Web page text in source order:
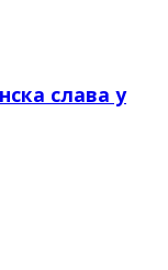
слава у